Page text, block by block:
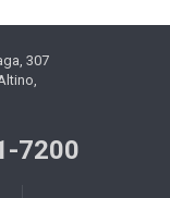
307
7200